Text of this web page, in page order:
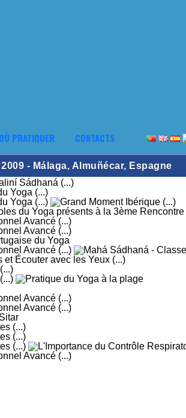
OÙ PRATIQUER CONTACTS
- Málaga, Almuñécar, Espagne